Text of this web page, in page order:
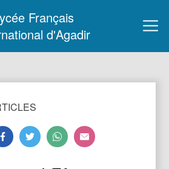
Français
d'Agadir